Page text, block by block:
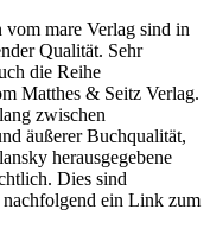
mare Verlag sind in
Qualität. Sehr
die Reihe
Matthes & Seitz Verlag.
zwischen
äußerer Buchqualität,
herausgegebene
Dies sind
nachfolgend ein Link zum